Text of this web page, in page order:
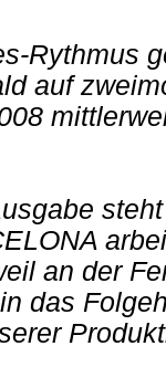
Rythmus
auf
an der
das